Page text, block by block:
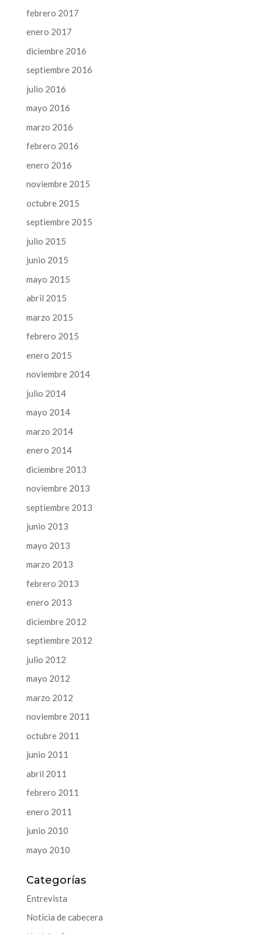
febrero 2017
enero 2017
diciembre 2016
septiembre 2016
julio 2016
mayo 2016
marzo 2016
febrero 2016
enero 2016
noviembre 2015
octubre 2015
septiembre 2015
julio 2015
junio 2015
mayo 2015
abril 2015
marzo 2015
febrero 2015
enero 2015
noviembre 2014
julio 2014
mayo 2014
marzo 2014
enero 2014
diciembre 2013
noviembre 2013
septiembre 2013
junio 2013
mayo 2013
marzo 2013
febrero 2013
enero 2013
diciembre 2012
septiembre 2012
julio 2012
mayo 2012
marzo 2012
noviembre 2011
octubre 2011
junio 2011
abril 2011
febrero 2011
enero 2011
junio 2010
mayo 2010
Categorías
Entrevista
Noticia de cabecera